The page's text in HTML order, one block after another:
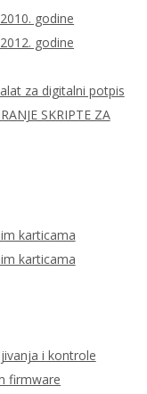
godine
godine
za digitalni potpis
SKRIPTE ZA
karticama
karticama
i kontrole
firmware